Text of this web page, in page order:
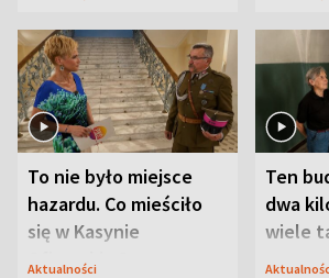
To nie było miejsce
hazardu. Co mieściło
się w Kasynie
Oficerskim?
Aktualności
Ten
dwa
wiele